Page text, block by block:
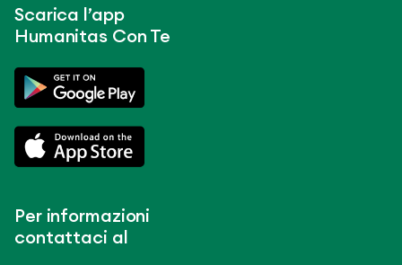
Scarica l’app
Humanitas Con Te
Per informazioni
contattaci al